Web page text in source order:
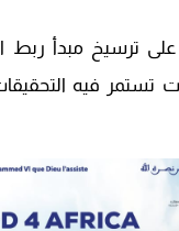
ترسيخ مبدأ ربط
تستمر فيه